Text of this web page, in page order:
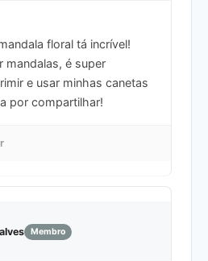
floral tá incrível!
mandalas, é super
e usar minhas canetas
por compartilhar!
Membro